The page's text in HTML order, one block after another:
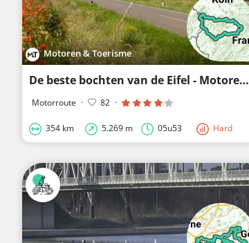
Motoren & Toerisme
De beste bochten van de Eifel - Motoren & Toerisme
Motorroute · 82 ·
354 km 5.269 m 05u53 Hard